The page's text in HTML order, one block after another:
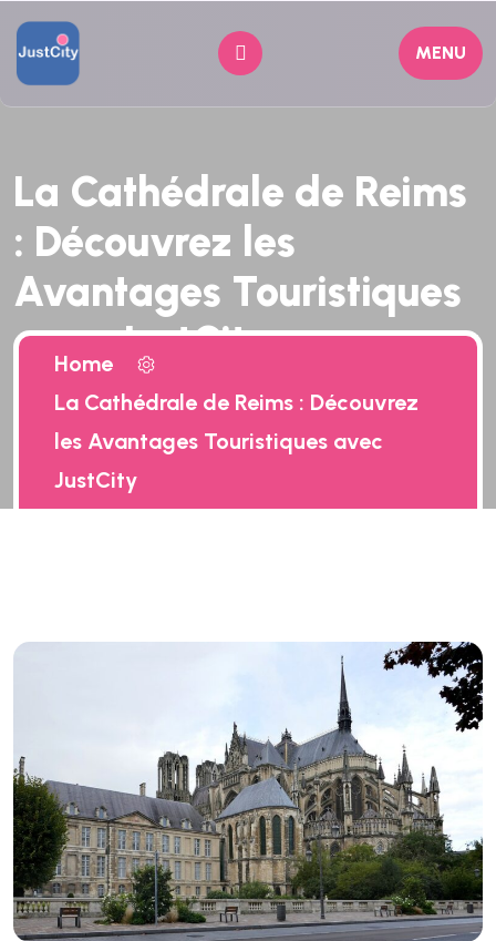
MENU
La Cathédrale de Reims
: Découvrez les
Avantages Touristiques
avec JustCity
Home
La Cathédrale de Reims : Découvrez
les Avantages Touristiques avec
JustCity